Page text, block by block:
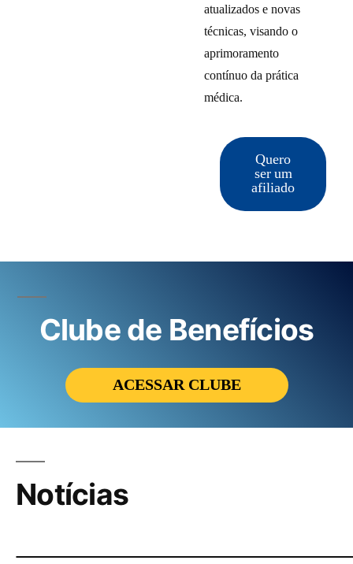
atualizados e novas
técnicas, visando o
aprimoramento
contínuo da prática
médica.
Quero
ser um
afiliado
Clube de Benefícios
ACESSAR CLUBE
Notícias